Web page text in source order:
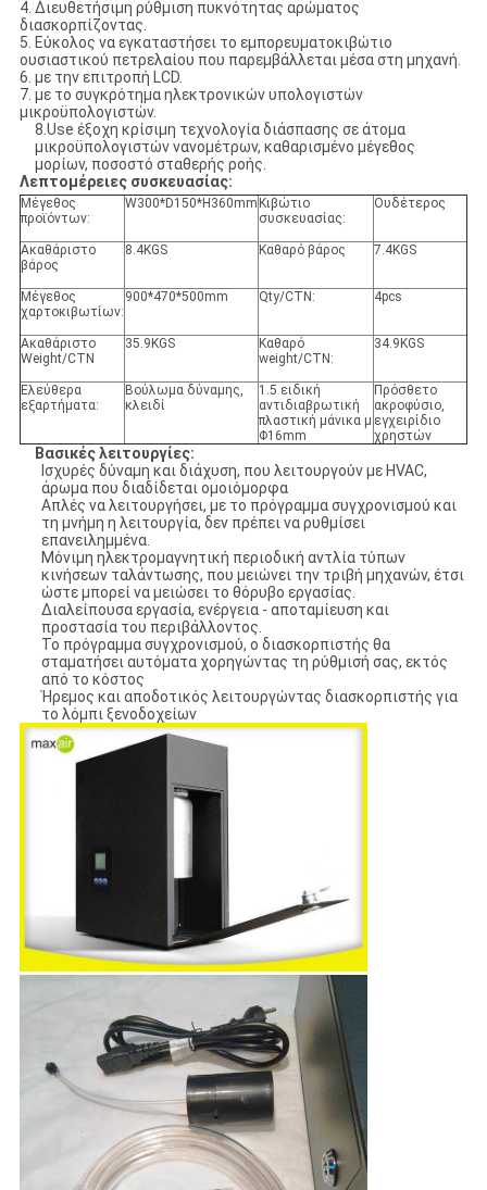
4. Διευθετήσιμη ρύθμιση πυκνότητας αρώματος
διασκορπίζοντας.
5. Εύκολος να εγκαταστήσει το εμπορευματοκιβώτιο
ουσιαστικού πετρελαίου που παρεμβάλλεται μέσα στη μηχανή.
6. με την επιτροπή LCD.
7. με το συγκρότημα ηλεκτρονικών υπολογιστών
μικροϋπολογιστών.
8.Use έξοχη κρίσιμη τεχνολογία διάσπασης σε άτομα
μικροϋπολογιστών νανομέτρων, καθαρισμένο μέγεθος
μορίων, ποσοστό σταθερής ροής.
Λεπτομέρειες συσκευασίας:
Μέγεθος
προϊόντων:
W300*D150*H360mm Κιβώτιο
συσκευασίας:
Ουδέτερος
Ακαθάριστο
βάρος
8.4KGS Καθαρό βάρος 7.4KGS
Μέγεθος
χαρτοκιβωτίων:
900*470*500mm Qty/CTN: 4pcs
Ακαθάριστο
Weight/CTN
35.9KGS
Καθαρό
weight/CTN:
34.9KGS
Ελεύθερα
εξαρτήματα:
Βούλωμα δύναμης,
κλειδί
1.5 ειδική
αντιδιαβρωτική
πλαστική μάνικα μ
Φ16mm
Πρόσθετο
ακροφύσιο,
εγχειρίδιο
χρηστών
Βασικές λειτουργίες:
Ισχυρές δύναμη και διάχυση, που λειτουργούν με HVAC,
άρωμα που διαδίδεται ομοιόμορφα
Απλές να λειτουργήσει, με το πρόγραμμα συγχρονισμού και
τη μνήμη η λειτουργία, δεν πρέπει να ρυθμίσει
επανειλημμένα.
Μόνιμη ηλεκτρομαγνητική περιοδική αντλία τύπων
κινήσεων ταλάντωσης, που μειώνει την τριβή μηχανών, έτσι
ώστε μπορεί να μειώσει το θόρυβο εργασίας.
Διαλείπουσα εργασία, ενέργεια - αποταμίευση και
προστασία του περιβάλλοντος.
Το πρόγραμμα συγχρονισμού, ο διασκορπιστής θα
σταματήσει αυτόματα χορηγώντας τη ρύθμισή σας, εκτός
από το κόστος
Ήρεμος και αποδοτικός λειτουργώντας διασκορπιστής για
το λόμπι ξενοδοχείων